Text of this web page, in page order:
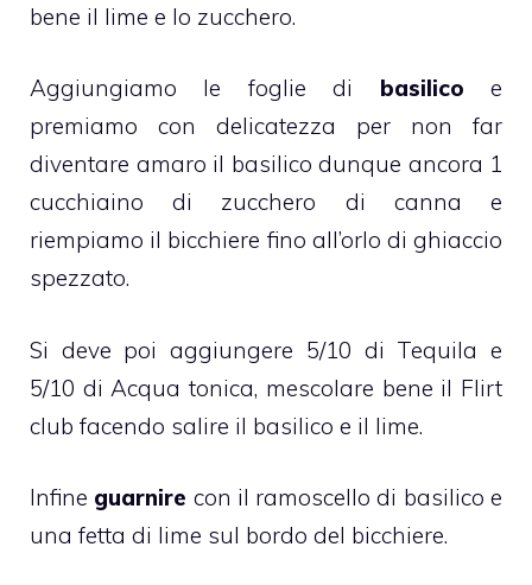
bene il lime e lo zucchero.
Aggiungiamo le foglie di basilico e
premiamo con delicatezza per non far
diventare amaro il basilico dunque ancora 1
cucchiaino di zucchero di canna e
riempiamo il bicchiere fino all’orlo di ghiaccio
spezzato.
Si deve poi aggiungere 5/10 di Tequila e
5/10 di Acqua tonica, mescolare bene il Flirt
club facendo salire il basilico e il lime.
Infine guarnire con il ramoscello di basilico e
una fetta di lime sul bordo del bicchiere.